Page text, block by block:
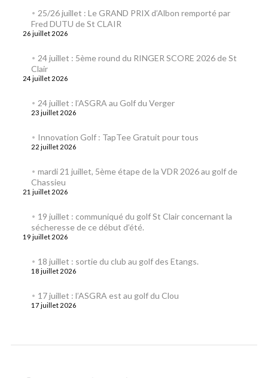
25/26 juillet : Le GRAND PRIX d’Albon remporté par
Fred DUTU de St CLAIR
26 juillet 2026
24 juillet : 5ème round du RINGER SCORE 2026 de St
Clair
24 juillet 2026
24 juillet : l’ASGRA au Golf du Verger
23 juillet 2026
Innovation Golf : TapTee Gratuit pour tous
22 juillet 2026
mardi 21 juillet, 5ème étape de la VDR 2026 au golf de
Chassieu
21 juillet 2026
19 juillet : communiqué du golf St Clair concernant la
sécheresse de ce début d’été.
19 juillet 2026
18 juillet : sortie du club au golf des Etangs.
18 juillet 2026
17 juillet : l’ASGRA est au golf du Clou
17 juillet 2026